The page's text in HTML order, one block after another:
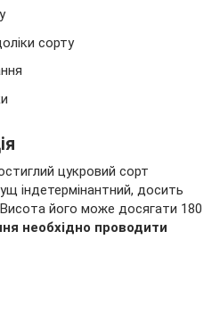
сорту
цукровий сорт
індетермінантний, досить
його може досягати 180
необхідно проводити